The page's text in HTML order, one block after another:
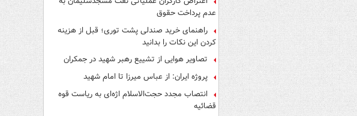
عدم پرداخت حقوق
راهنمای خرید صندلی پشت توری؛ قبل از هزینه
کردن این نکات را بدانید
تصاویر هوایی از تشییع رهبر شهید در جمکران
پروژه ایران: از عباس میرزا تا امام شهید
انتصاب مجدد حجت‌الاسلام اژه‌ای به ریاست قوه‌
قضائیه